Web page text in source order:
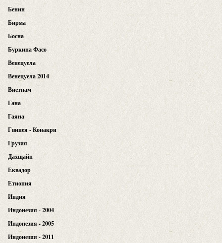
Бенин
Бирма
Босна
Буркина Фасо
Венецуела
Венецуела 2014
Виетнам
Гана
Гаяна
Гвинея - Конакри
Грузия
Дахщайн
Еквадор
Етиопия
Индия
Индонезия - 2004
Индонезия - 2005
Индонезия - 2011